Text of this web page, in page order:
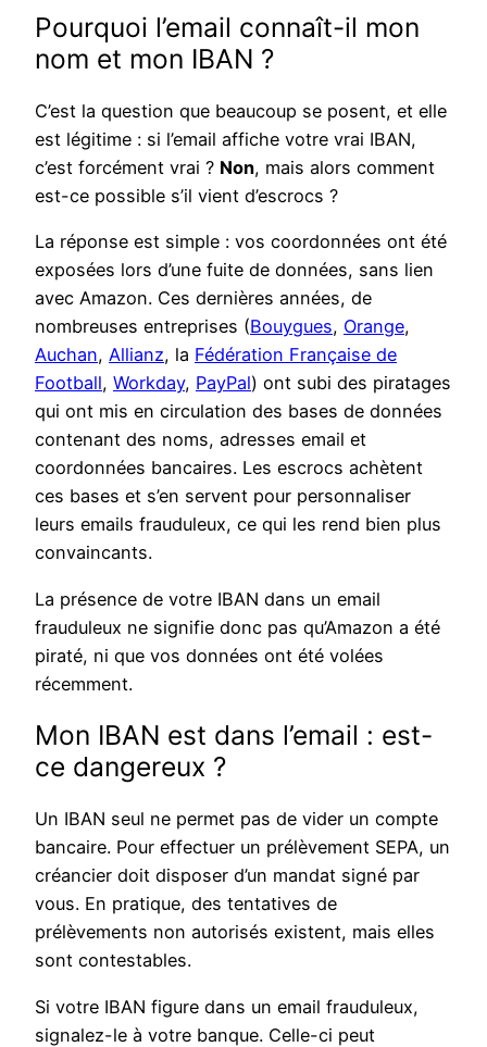
Pourquoi l’email connaît-il mon
nom et mon IBAN ?
C’est la question que beaucoup se posent, et elle
est légitime : si l’email affiche votre vrai IBAN,
c’est forcément vrai ? Non, mais alors comment
est-ce possible s’il vient d’escrocs ?
La réponse est simple : vos coordonnées ont été
exposées lors d’une fuite de données, sans lien
avec Amazon. Ces dernières années, de
nombreuses entreprises (Bouygues, Orange,
Auchan, Allianz, la Fédération Française de
Football, Workday, PayPal) ont subi des piratages
qui ont mis en circulation des bases de données
contenant des noms, adresses email et
coordonnées bancaires. Les escrocs achètent
ces bases et s’en servent pour personnaliser
leurs emails frauduleux, ce qui les rend bien plus
convaincants.
La présence de votre IBAN dans un email
frauduleux ne signifie donc pas qu’Amazon a été
piraté, ni que vos données ont été volées
récemment.
Mon IBAN est dans l’email : est-
ce dangereux ?
Un IBAN seul ne permet pas de vider un compte
bancaire. Pour effectuer un prélèvement SEPA, un
créancier doit disposer d’un mandat signé par
vous. En pratique, des tentatives de
prélèvements non autorisés existent, mais elles
sont contestables.
Si votre IBAN figure dans un email frauduleux,
signalez-le à votre banque. Celle-ci peut